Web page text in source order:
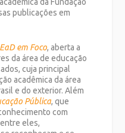
publicações em
EaD em Foco, aberta a
da área de educação
cuja principal
acadêmica da área
e do exterior. Além
Pública, que
com
eles,